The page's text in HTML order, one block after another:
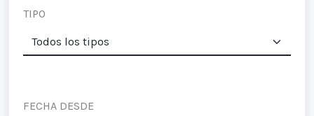
TIPO
FECHA DESDE